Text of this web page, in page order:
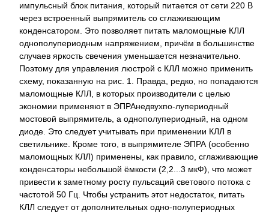
импульсный блок питания, который питается от сети 220 В
через встроенный выпрямитель со сглаживающим
конденсатором. Это позволяет питать маломощные КЛЛ
однополупериодным напряжением, причём в большинстве
случаев яркость свечения уменьшается незначительно.
Поэтому для управления люстрой с КЛЛ можно применить
схему, показанную на рис. 1. Правда, редко, но попадаются
маломощные КЛЛ, в которых производители с целью
экономии применяют в ЭПРАнедвухпо-лупериодный
мостовой выпрямитель, а однополупериодный, на одном
диоде. Это следует учитывать при применении КЛЛ в
светильнике. Кроме того, в выпрямителе ЭПРА (особенно
маломощных КЛЛ) применены, как правило, сглаживающие
конденсаторы небольшой ёмкости (2,2...3 мкФ), что может
привести к заметному росту пульсаций светового потока с
частотой 50 Гц. Чтобы устранить этот недостаток, питать
КЛЛ следует от дополнительных одно-полупериодных